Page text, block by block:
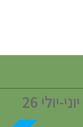
יולי 26